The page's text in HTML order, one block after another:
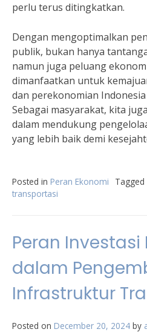
perlu terus ditingkatkan.
Dengan mengoptimalkan
publik, bukan hanya
namun juga peluang
dimanfaatkan untuk
dan perekonomian
Sebagai masyarakat, kita
dalam mendukung
yang lebih baik demi
Posted in Peran Ekonomi Tagged
transportasi
Peran Investasi
dalam
Infrastruktur
Posted on December 20, 2024 by